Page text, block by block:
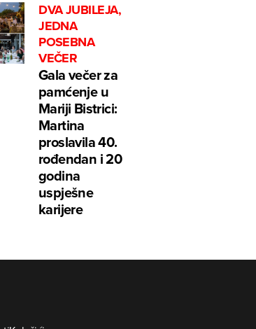
DVA JUBILEJA,
JEDNA
POSEBNA
VEČER
Gala večer za
pamćenje u
Mariji Bistrici:
Martina
proslavila 40.
rođendan i 20
godina
uspješne
karijere